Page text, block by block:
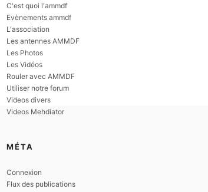
C'est quoi l'ammdf
Evènements ammdf
L'association
Les antennes AMMDF
Les Photos
Les Vidéos
Rouler avec AMMDF
Utiliser notre forum
Videos divers
Videos Mehdiator
MÉTA
Connexion
Flux des publications